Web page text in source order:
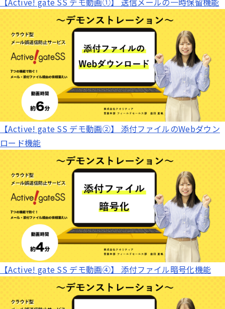
【Active! gate SS デモ動画②】 添付ファイルのWebダウン
ロード機能
【Active! gate SS デモ動画④】 添付ファイル暗号化機能